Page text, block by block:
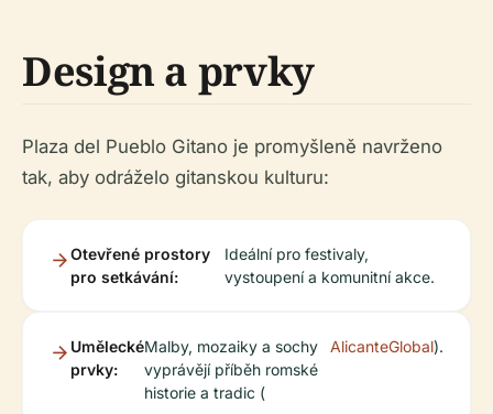
Design a prvky
Plaza del Pueblo Gitano je promyšleně navrženo
tak, aby odráželo gitanskou kulturu:
Otevřené prostory
pro setkávání:
Ideální pro festivaly,
vystoupení a komunitní akce.
Umělecké
prvky:
Malby, mozaiky a sochy
vyprávějí příběh romské
historie a tradic (
AlicanteGlobal).